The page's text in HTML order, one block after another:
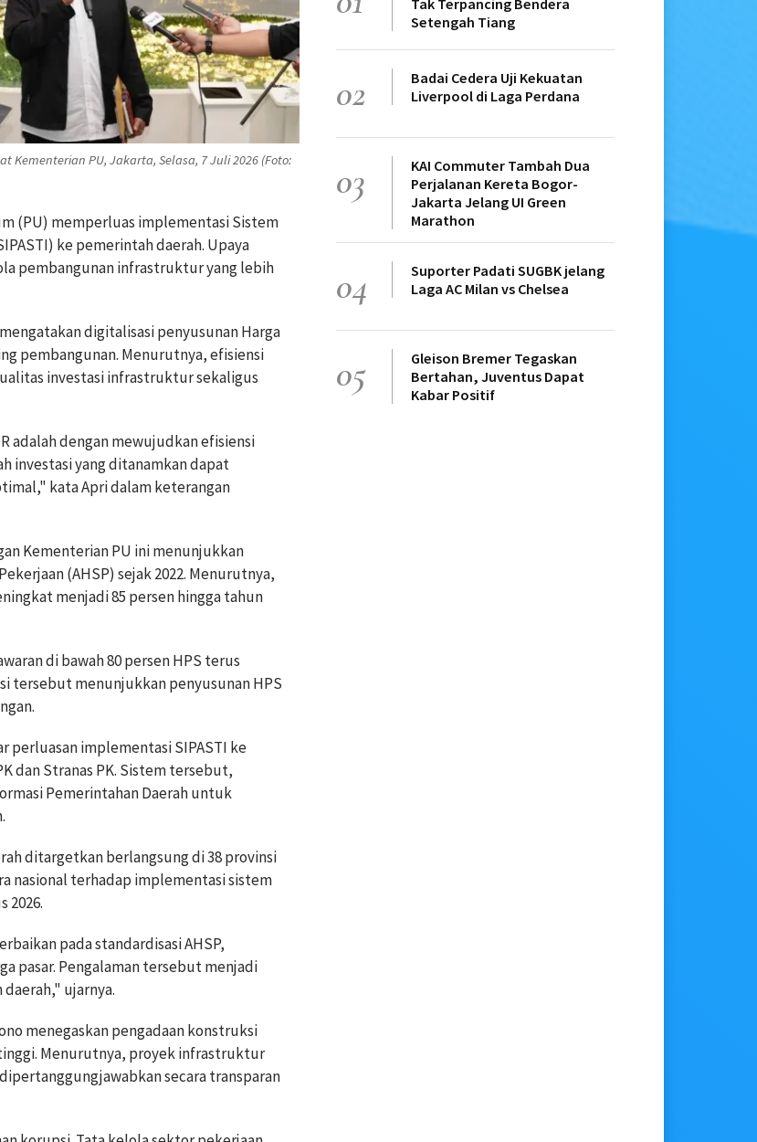
Kementerian PU, Jakarta, Selasa, 7 Juli 2026 (Foto:
(PU) memperluas implementasi Sistem
ke pemerintah daerah. Upaya
pembangunan infrastruktur yang lebih
digitalisasi penyusunan Harga
pembangunan. Menurutnya, efisiensi
investasi infrastruktur sekaligus
adalah dengan mewujudkan efisiensi
investasi yang ditanamkan dapat
kata Apri dalam keterangan
Kementerian PU ini menunjukkan
(AHSP) sejak 2022. Menurutnya,
menjadi 85 persen hingga tahun
di bawah 80 persen HPS terus
tersebut menunjukkan penyusunan HPS
perluasan implementasi SIPASTI ke
dan Stranas PK. Sistem tersebut,
Pemerintahan Daerah untuk
ditargetkan berlangsung di 38 provinsi
nasional terhadap implementasi sistem
2026.
pada standardisasi AHSP,
pasar. Pengalaman tersebut menjadi
ujarnya.
menegaskan pengadaan konstruksi
Menurutnya, proyek infrastruktur
secara transparan
Tak Terpancing Bendera
Setengah Tiang
02
Badai Cedera Uji Kekuatan
Liverpool di Laga Perdana
03
KAI Commuter Tambah Dua
Perjalanan Kereta Bogor-
Jakarta Jelang UI Green
Marathon
04
Suporter Padati SUGBK jelang
Laga AC Milan vs Chelsea
05
Gleison Bremer Tegaskan
Bertahan, Juventus Dapat
Kabar Positif